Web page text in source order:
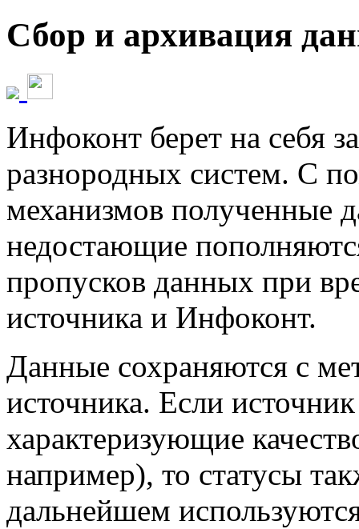
Сбор и архивация
Инфоконт берет на себя
разнородных систем. С
механизмов полученные
недостающие
пропусков данных при
источника и Инфоконт.
Данные сохраняются с
источника. Если
характеризующие
например), то статусы
дальнейшем